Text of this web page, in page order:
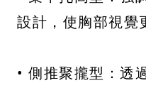
設計，使胸部視覺
• 側推聚攏型：透